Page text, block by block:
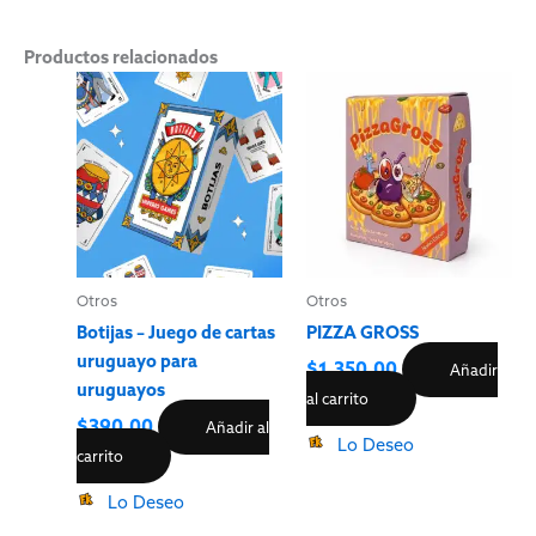
Productos relacionados
Otros
Botijas – Juego de cartas
uruguayo para
uruguayos
$390.00
Añadir al
carrito
Lo Deseo
Otros
PIZZA GROSS
$1,350.00
Añadir
al carrito
Lo Deseo